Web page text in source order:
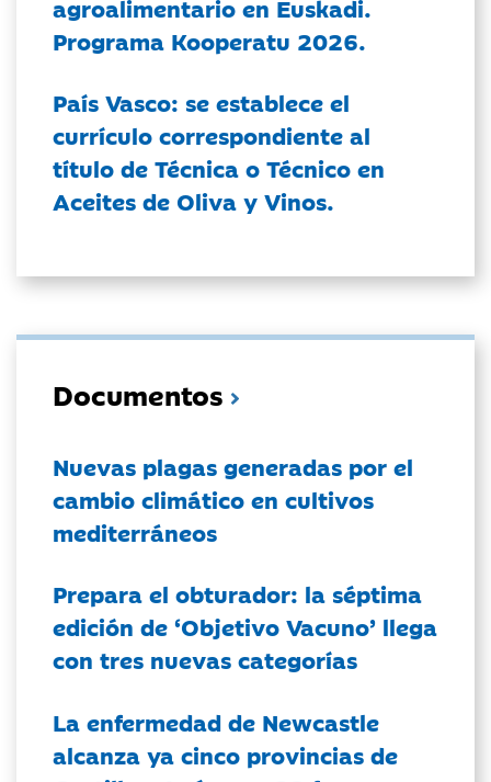
agroalimentario en Euskadi.
Programa Kooperatu 2026.
País Vasco: se establece el
currículo correspondiente al
título de Técnica o Técnico en
Aceites de Oliva y Vinos.
Documentos
Nuevas plagas generadas por el
cambio climático en cultivos
mediterráneos
Prepara el obturador: la séptima
edición de ‘Objetivo Vacuno’ llega
con tres nuevas categorías
La enfermedad de Newcastle
alcanza ya cinco provincias de